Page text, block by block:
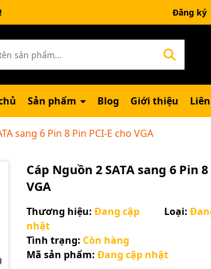
chờ đợi bạn Đăng ký
Sản phẩm Blog Giới thiệu
sang 6 Pin 8 Pin PCI-E cho VGA
Cáp Nguồn 2 SATA sang 6 Pin
VGA
Thương hiệu: Đang cập
nhật
Loại:
Tình trạng: Còn hàng
Mã sản phẩm: Đang cập nhật
Mã giảm giá: